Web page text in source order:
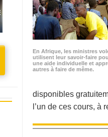
En Afrique, les ministres
utilisent leur savoir-faire
une aide individuelle et
autres à faire de même.
disponibles
l’un de ces cours, à